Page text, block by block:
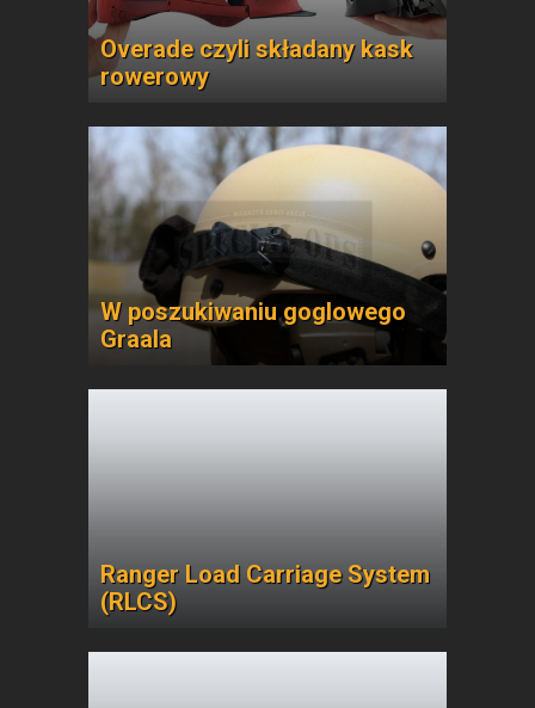
Overade czyli składany kask
rowerowy
W poszukiwaniu goglowego
Graala
Ranger Load Carriage System
(RLCS)